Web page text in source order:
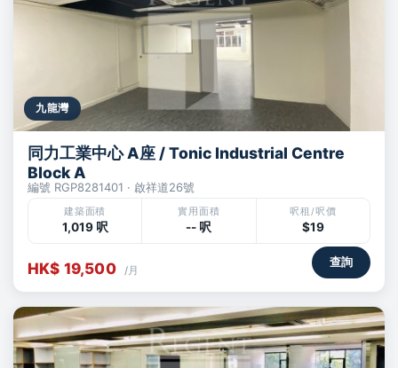
九龍灣
同力工業中心 A座 / Tonic Industrial Centre
Block A
編號 RGP8281401 · 啟祥道26號
建築面積
1,019 呎
實用面積
-- 呎
呎租/呎價
$19
HK$ 19,500 /月
查詢